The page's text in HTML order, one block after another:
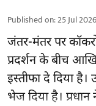
Published on:25 Jul
जंतर-मंतर पर
प्रदर्शन के बीच
इस्तीफा दे दिया है।
भेज दिया है। प्रधान